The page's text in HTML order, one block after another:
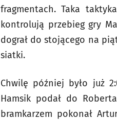
fragmentach. Taka
kontrolują przebieg gry
dograł do stojącego na
siatki.
Chwilę później było już
Hamsik podał do
bramkarzem pokonał